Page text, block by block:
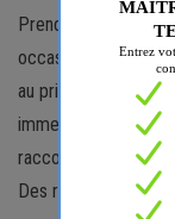
Prendre le risque
occasions, mais
au prix de défaites
immense, de se
raccourcir sa
Des regrets de ne